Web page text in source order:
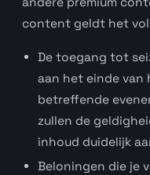
content geldt het
De toegang tot
aan het einde
betreffende
zullen de
inhoud duidelijk
Beloningen die je